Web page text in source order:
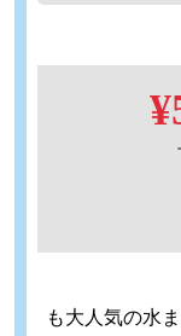
も大人気の水